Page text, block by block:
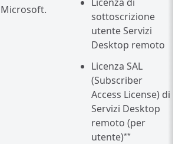
Microsoft.
sottoscrizione
utente Servizi
Desktop remoto
Licenza SAL
(Subscriber
Access License) di
Servizi Desktop
remoto (per
utente)**